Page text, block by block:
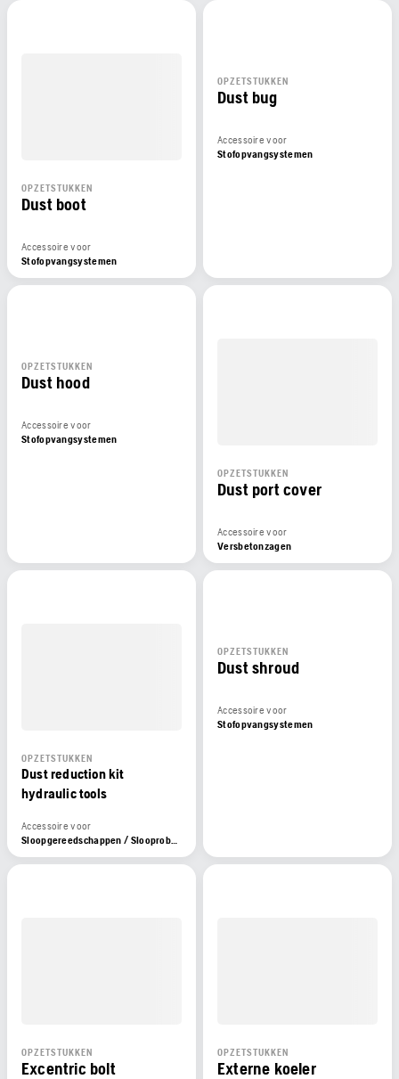
OPZETSTUKKEN
Dust boot
Accessoire voor
Stofopvangsystemen
OPZETSTUKKEN
Dust bug
Accessoire voor
Stofopvangsystemen
OPZETSTUKKEN
Dust hood
Accessoire voor
Stofopvangsystemen
OPZETSTUKKEN
Dust port cover
Accessoire voor
Versbetonzagen
OPZETSTUKKEN
Dust reduction kit
hydraulic tools
Accessoire voor
Sloopgereedschappen / Slooprobots, Sloopgereedschappen
OPZETSTUKKEN
Dust shroud
Accessoire voor
Stofopvangsystemen
OPZETSTUKKEN
Excentric bolt
OPZETSTUKKEN
Externe koeler